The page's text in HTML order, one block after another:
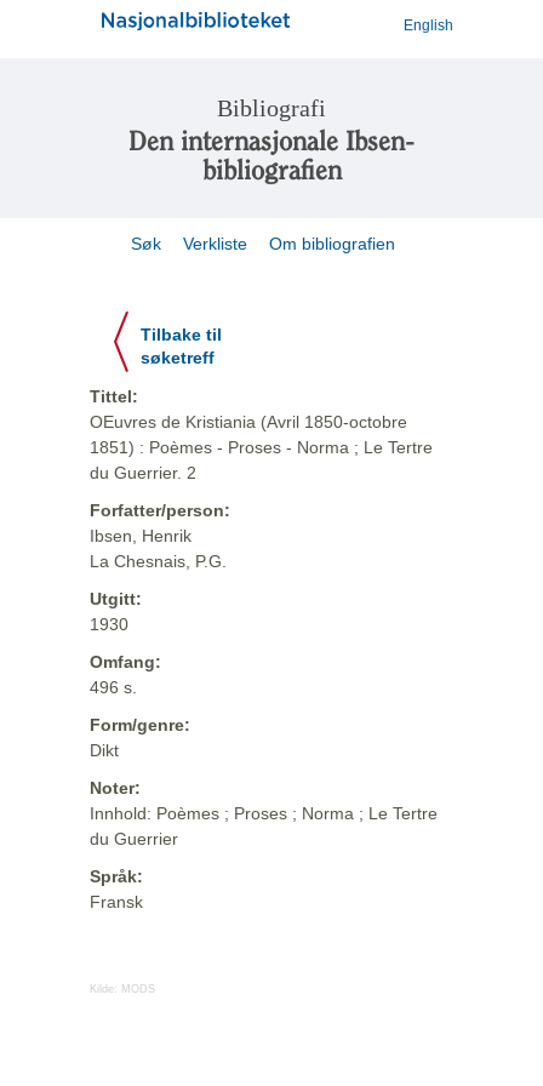
English
Bibliografi
Den internasjonale Ibsen-
bibliografien
Søk Verkliste Om bibliografien
Tilbake til
søketreff
Tittel:
OEuvres de Kristiania (Avril 1850-octobre
1851) : Poèmes - Proses - Norma ; Le Tertre
du Guerrier. 2
Forfatter/person:
Ibsen, Henrik
La Chesnais, P.G.
Utgitt:
1930
Omfang:
496 s.
Form/genre:
Dikt
Noter:
Innhold: Poèmes ; Proses ; Norma ; Le Tertre
du Guerrier
Språk:
Fransk
Kilde: MODS